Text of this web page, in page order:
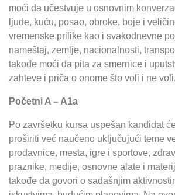
moći da učestvuje u osnovnim
ljude, kuću, posao, obroke, boje i
vremenske prilike kao i svakodnevne
nameštaj, zemlje, nacionalnosti,
takođe moći da pita za smernice i
zahteve i priča o onome što voli i ne voli.
Početni A – A1a
Po završetku kursa uspešan kandidat
proširiti već naučeno uključujući teme
prodavnice, mesta, igre i sportove,
praznike, medije, osnovne alate i
takođe da govori o sadašnjim